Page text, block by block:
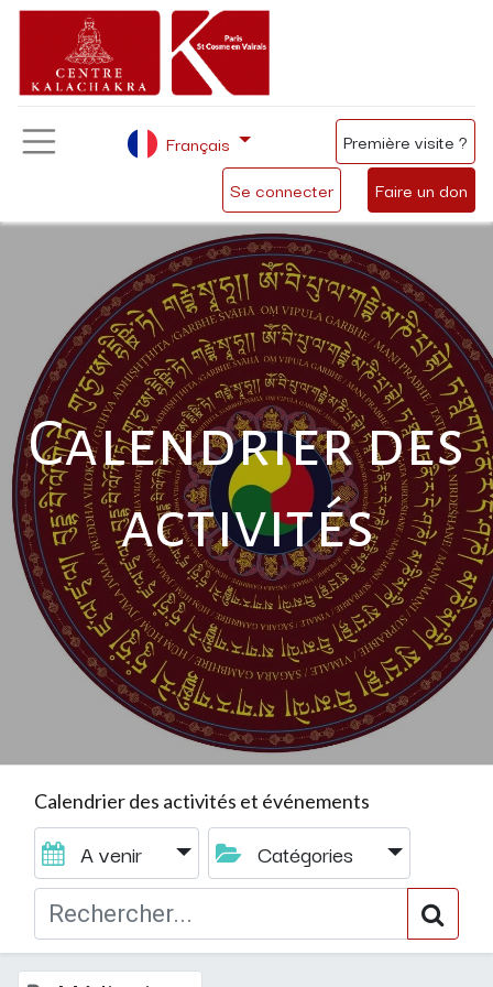
Se connecter Faire un don
Français Première visite ?
Calendrier des
activités
Calendrier des activités et événements
A venir Catégories